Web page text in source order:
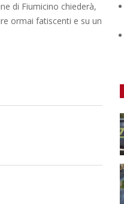
di Fiumicino chiederà,
ormai fatiscenti e su un